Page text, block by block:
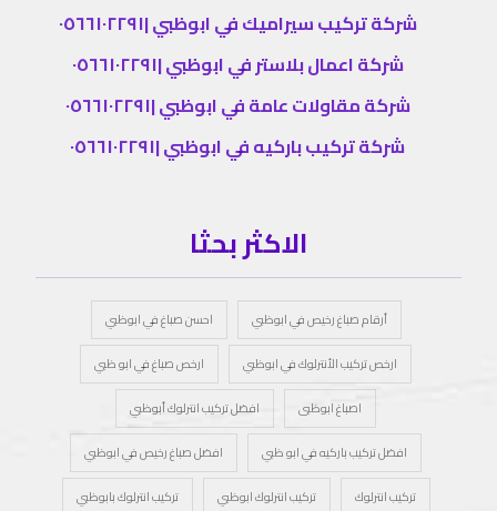
شركة تركيب سيراميك في ابوظبي |٠٥٦٦١٠٢٢٩١
شركة اعمال بلاستر في ابوظبي |٠٥٦٦١٠٢٢٩١
شركة مقاولات عامة في ابوظبي |٠٥٦٦١٠٢٢٩١
شركة تركيب باركيه في ابوظبي |٠٥٦٦١٠٢٢٩١
الاكثر بحثا
أرقام صباغ رخيص في ابوظبي
احسن صباغ في ابوظبي
ارخص تركيب الأنترلوك في ابوظبي
ارخص صباغ في ابو ظبي
اصباغ ابوظبى
افضل تركيب انترلوك أبوظبي
افضل تركيب باركيه في ابو ظبي
افضل صباغ رخيص في ابوظبي
تركيب انترلوك
تركيب انترلوك ابوظبي
تركيب انترلوك بابوظبي